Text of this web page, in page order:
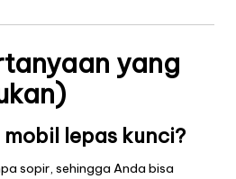
yang
lepas kunci?
sopir, sehingga Anda bisa